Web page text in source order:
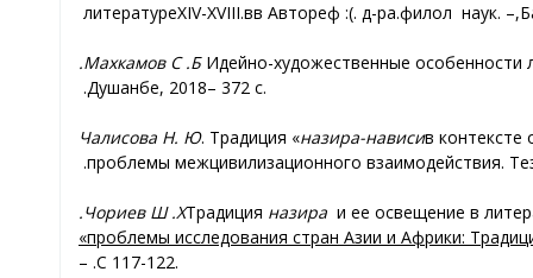
литературеXIV-XVIII ): Автореф. д-ра наук. –
Махкамов С. Б.
Душанбе, 2018.– 372 с.
Чалисова Н. Ю. Традиция «назира-нависи» в
проблемы межцивилизационного взаимодействия.
Чориев Ш. Х. назира и ее освещение в
проблемы исследования стран Азии и Африки:
– С. 117-122.